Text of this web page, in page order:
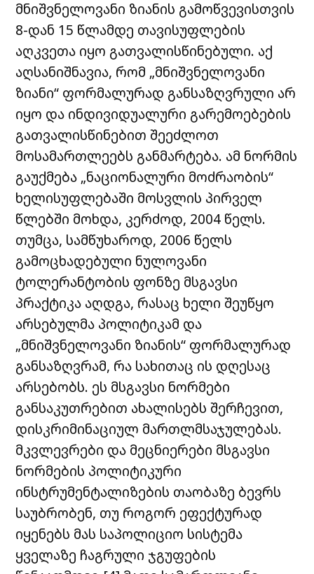
მნიშვნელოვანი ზიანის გამოწვევისთვის
8-დან 15 წლამდე თავისუფლების
აღკვეთა იყო გათვალისწინებული. აქ
აღსანიშნავია, რომ „მნიშვნელოვანი
ზიანი“ ფორმალურად განსაზღვრული არ
იყო და ინდივიდუალური გარემოებების
გათვალისწინებით შეეძლოთ
მოსამართლეებს განმარტება. ამ ნორმის
გაუქმება „ნაციონალური მოძრაობის“
ხელისუფლებაში მოსვლის პირველ
წლებში მოხდა, კერძოდ, 2004 წელს.
თუმცა, სამწუხაროდ, 2006 წელს
გამოცხადებული ნულოვანი
ტოლერანტობის ფონზე მსგავსი
პრაქტიკა აღდგა, რასაც ხელი შეუწყო
არსებულმა პოლიტიკამ და
„მნიშვნელოვანი ზიანის“ ფორმალურად
განსაზღვრამ, რა სახითაც ის დღესაც
არსებობს. ეს მსგავსი ნორმები
განსაკუთრებით ახალისებს შერჩევით,
დისკრიმინაციულ მართლმსაჯულებას.
მკვლევრები და მეცნიერები მსგავსი
ნორმების პოლიტიკური
ინსტრუმენტალიზების თაობაზე ბევრს
საუბრობენ, თუ როგორ ეფექტურად
იყენებს მას საპოლიციო სისტემა
ყველაზე ჩაგრული ჯგუფების